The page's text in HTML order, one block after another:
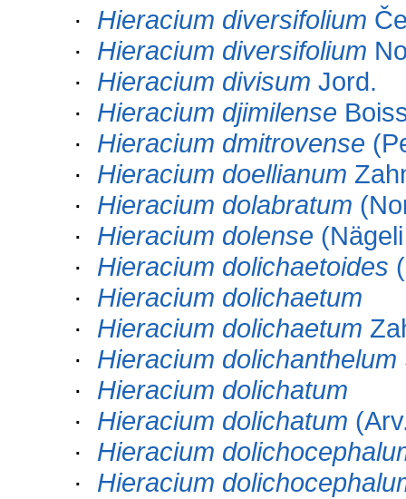
· Hieracium diversifolium
· Hieracium diversifolium
· Hieracium divisum Jord.
· Hieracium djimilense
· Hieracium dmitrovense
· Hieracium doellianum
· Hieracium dolabratum
· Hieracium dolense
· Hieracium dolichaetoides
· Hieracium dolichaetum
· Hieracium dolichaetum
· Hieracium dolichanthelum
· Hieracium dolichatum
· Hieracium dolichatum
· Hieracium
· Hieracium